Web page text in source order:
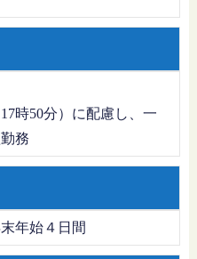
時50分）に配慮し、一
務
年始４日間